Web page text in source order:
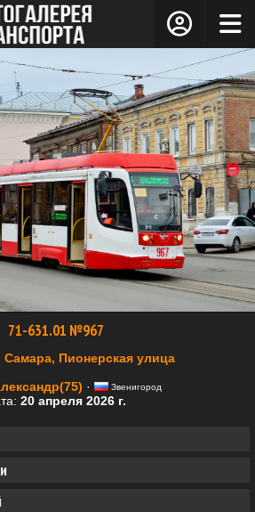
71-631.01 №967
Самара, Пионерская улица
· Звенигород
20 апреля 2026 г.